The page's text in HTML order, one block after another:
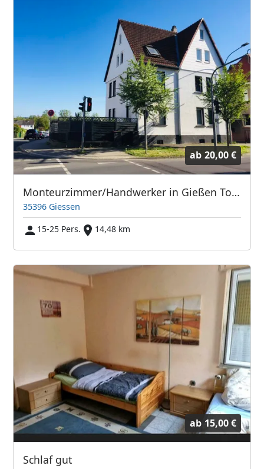
ab 20,00 €
Monteurzimmer/Handwerker in Gießen Top Lage
35396 Giessen
15-25 Pers.
14,48 km
ab 15,00 €
Schlaf gut